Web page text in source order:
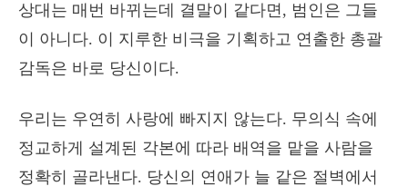
상대는 매번 바뀌는데 결말이 같다면, 범인은 그들
이 아니다. 이 지루한 비극을 기획하고 연출한 총괄
감독은 바로 당신이다.
우리는 우연히 사랑에 빠지지 않는다. 무의식 속에
정교하게 설계된 각본에 따라 배역을 맡을 사람을
정확히 골라낸다. 당신의 연애가 늘 같은 절벽에서